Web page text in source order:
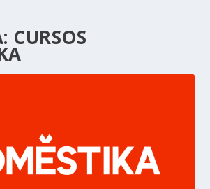
CURSOS